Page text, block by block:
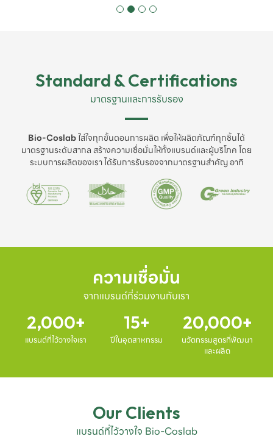
Standard & Certifications
มาตรฐานและการรับรอง
Bio-Coslabใส่ใจทุกขั้นตอนการผลิต เพื่อให้ผลิตภัณฑ์ทุกชิ้นได้
มาตรฐานระดับสากล สร้างความเชื่อมั่นให้ทั้งแบรนด์และผู้บริโภค โดย
ระบบการผลิตของเรา ได้รับการรับรองจากมาตรฐานสำคัญ อาทิ
ความเชื่อมั่น
จากแบรนด์ที่ร่วมงานกับเรา
2,000
แบรนด์ที่ไว้วางใจเรา
15
ปีในอุตสาหกรรม
20,000
นวัตกรรมสูตรที่พัฒนา
และผลิต
Our Clients
แบรนด์ที่ไว้วางใจ Bio-Coslab